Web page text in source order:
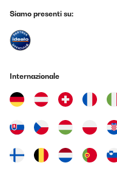
Relojes automáticos
Usuario/a de amazon
Offert et retour ultra
cas de migraine mais
agréable qui s'éteint
Siamo presenti su:
Internazionale